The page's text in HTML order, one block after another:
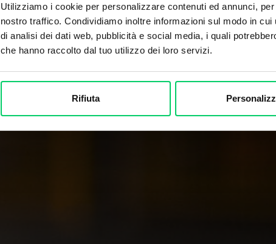
Utilizziamo i cookie per personalizzare contenuti ed annunci,
nostro traffico. Condividiamo inoltre informazioni sul modo in
di analisi dei dati web, pubblicità e social media, i quali
che hanno raccolto dal tuo utilizzo dei loro servizi.
Rifiuta